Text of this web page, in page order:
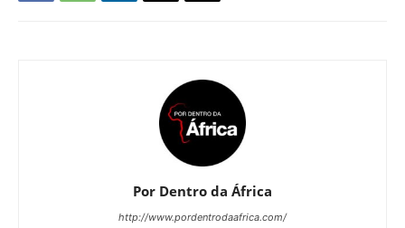
Por Dentro da África
http://www.pordentrodaafrica.com/